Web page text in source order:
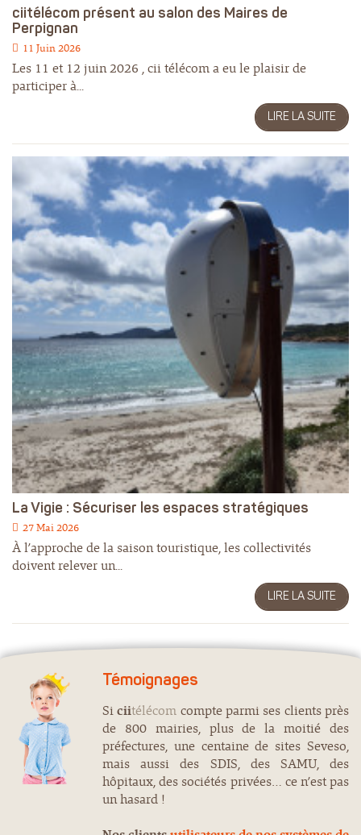
ciitélécom présent au salon des Maires de
Perpignan
11 Juin 2026
Les 11 et 12 juin 2026 , cii télécom a eu le plaisir de
participer à...
LIRE LA SUITE
EN SAVOIR +
La Vigie : Sécuriser les espaces stratégiques
27 Mai 2026
À l’approche de la saison touristique, les collectivités
doivent relever un...
LIRE LA SUITE
Témoignages
Siciitélécom compte parmi ses clients près
de 800 mairies, plus de la moitié des
préfectures, une centaine de sites Seveso,
mais aussi des SDIS, des SAMU, des
hôpitaux, des sociétés privées… ce n’est pas
un hasard !